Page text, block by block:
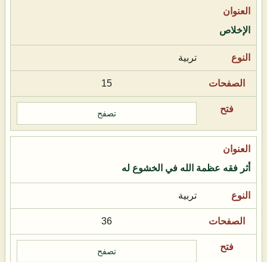
الإخلاص
تربية
15
تصفح
أثر فقه عظمة الله في الخشوع له
تربية
36
تصفح